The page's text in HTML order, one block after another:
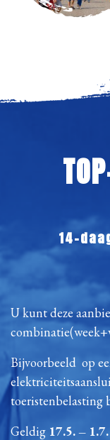
14-
U kunt deze
Bijvoorbeeld op
toeristenbelasting
Geldig 17.5. – 1.7.